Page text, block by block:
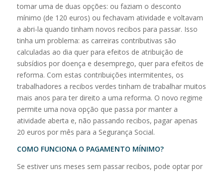
tomar uma de duas opções: ou faziam o desconto
mínimo (de 120 euros) ou fechavam atividade e voltavam
a abri-la quando tinham novos recibos para passar. Isso
tinha um problema: as carreiras contributivas são
calculadas ao dia quer para efeitos de atribuição de
subsídios por doença e desemprego, quer para efeitos de
reforma. Com estas contribuições intermitentes, os
trabalhadores a recibos verdes tinham de trabalhar muitos
mais anos para ter direito a uma reforma. O novo regime
permite uma nova opção que passa por manter a
atividade aberta e, não passando recibos, pagar apenas
20 euros por mês para a Segurança Social.
COMO FUNCIONA O PAGAMENTO MÍNIMO?
Se estiver uns meses sem passar recibos, pode optar por